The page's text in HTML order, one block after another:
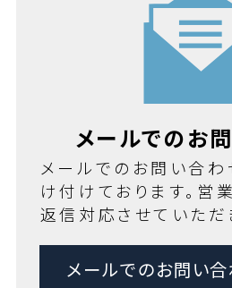
メールでのお
メールでのお問い合
け付けております。営
返信対応させていただ
メールでのお問い